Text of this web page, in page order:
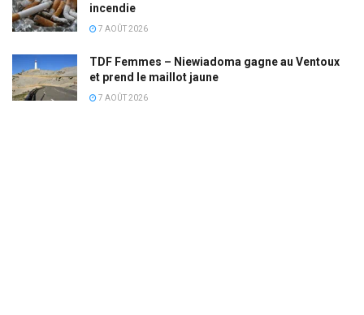
incendie
7 AOÛT 2026
TDF Femmes – Niewiadoma gagne au Ventoux
et prend le maillot jaune
7 AOÛT 2026